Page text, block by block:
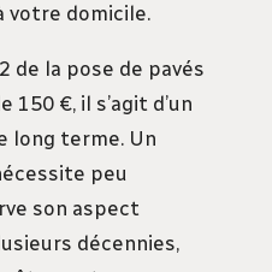
votre domicile.
de la pose de pavés
150 €, il s’agit d’un
long terme. Un
peu
son aspect
décennies,